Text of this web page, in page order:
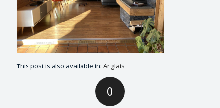
This post is also available in: Anglais
0